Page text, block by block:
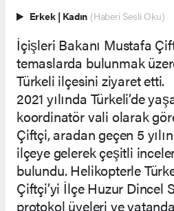
Erkek | Kadın (Haberi Sesli Oku)
İçişleri Bakanı Mustafa
temaslarda bulunmak
Türkeli ilçesini ziyaret etti.
2021 yılında Türkeli’de
koordinatör vali olarak
Çiftçi, aradan geçen 5
ilçeye gelerek çeşitli
bulundu. Helikopterle
Çiftçi’yi İlçe Huzur Dincel
protokol üyeleri ve